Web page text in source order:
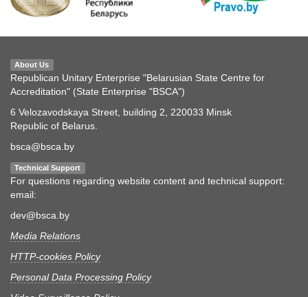
About Us
Republican Unitary Enterprise "Belarusian State Centre for
Accreditation" (State Enterprise "BSCA")
6 Velozavodskaya Street, building 2, 220033 Minsk
Republic of Belarus.
bsca@bsca.by
Technical Support
For questions regarding website content and technical support:
email:
dev@bsca.by
Media Relations
HTTP-cookies Policy
Personal Data Processing Policy